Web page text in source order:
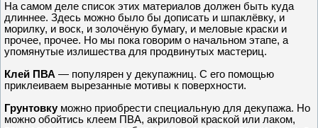
На самом деле список этих материалов должен быть куда
длиннее. Здесь можно было бы дописать и шпаклёвку, и
морилку, и воск, и золочёную бумагу, и меловые краски и
прочее, прочее. Но мы пока говорим о начальном этапе, а
упомянутые излишества для продвинутых мастериц.
Клей ПВА — популярен у декупажниц. С его помощью
приклеиваем вырезанные мотивы к поверхности.
Грунтовку можно приобрести специальную для декупажа. Но
можно обойтись клеем ПВА, акриловой краской или лаком,